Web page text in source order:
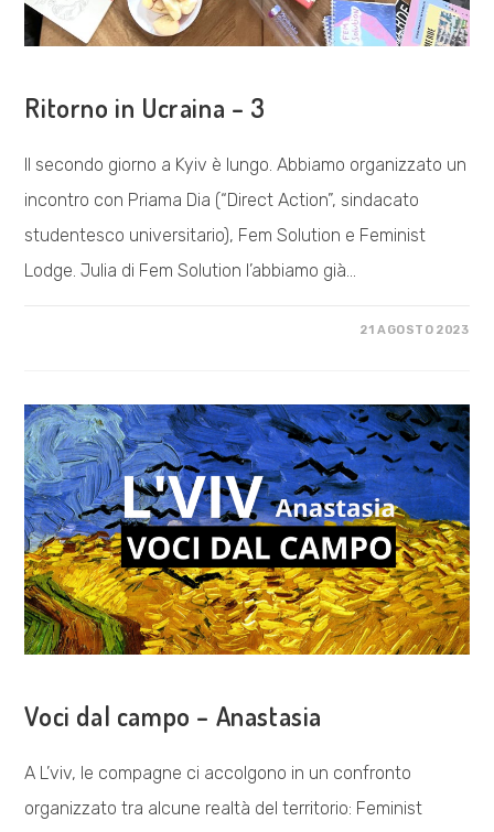
Ritorno in Ucraina – 3
Il secondo giorno a Kyiv è lungo. Abbiamo organizzato un
incontro con Priama Dia (“Direct Action”, sindacato
studentesco universitario), Fem Solution e Feminist
Lodge. Julia di Fem Solution l’abbiamo già…
3
21 AGOSTO 2023
Voci dal campo – Anastasia
A L’viv, le compagne ci accolgono in un confronto
organizzato tra alcune realtà del territorio: Feminist